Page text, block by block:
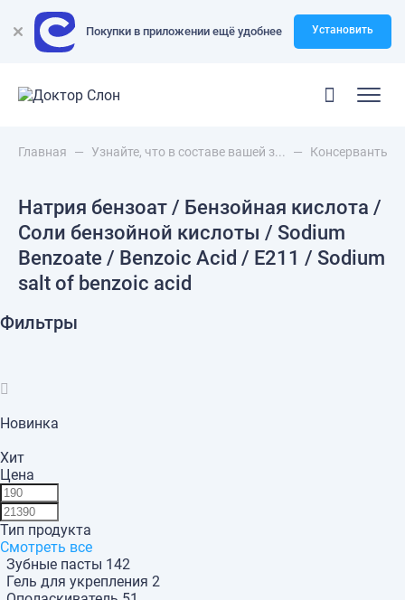
Покупки в приложении ещё удобнее Установить
Главная — Узнайте, что в составе вашей з... — Консерванты
Натрия бензоат / Бензойная кислота /
Соли бензойной кислоты / Sodium
Benzoate / Benzoic Acid / Е211 / Sodium
salt of benzoic acid
Фильтры
Новинка
Хит
Цена
Тип продукта
Смотреть все
Зубные пасты 142
Гель для укрепления 2